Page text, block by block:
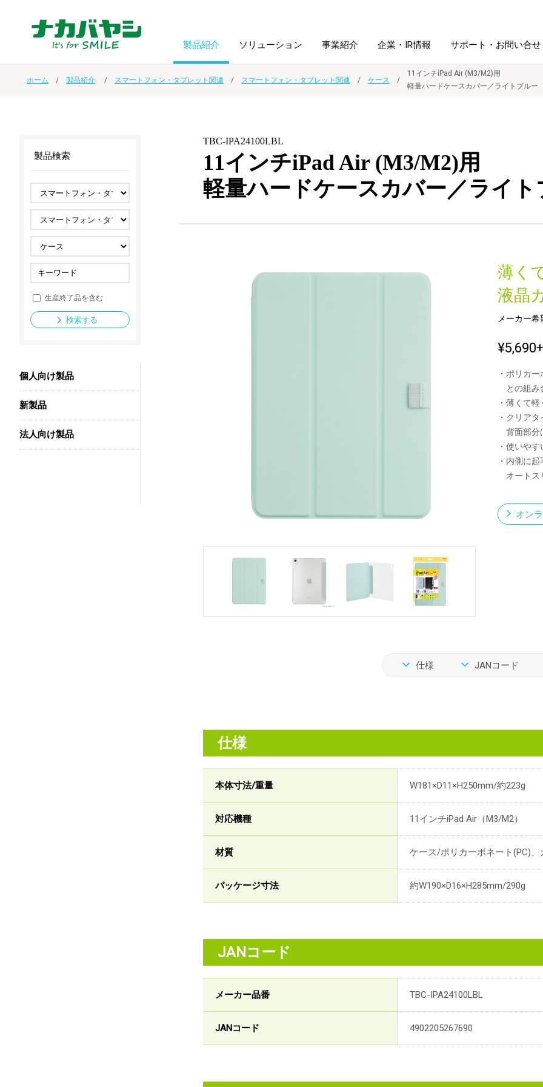
製品紹介
ノート・紙製品
ホルダー用品
スマートフォン・
タブレット関連
ゲーム関連 デジタルカメラ関連
セキュリティ用品
法人向け製品
ソリューション
オーダー手帳・ノベルティ制作 学校ソリューション
ドキュメントスキャニングサービス 総務＋クリエイティブ
導入事例
事業紹介 企業・IR情報
IR情報
サステナビリティ 採用情報
サポート・お問い合せ
ホーム 製品紹介 スマートフォン・タブレット関連 スマートフォン・タブレット関連 ケース
11インチiPad Air (M3/M2)用
軽量ハードケースカバー／ライトブルー
TBC-IPA24100LBL
11インチiPad Air (M3/M2)用
軽量ハードケースカバー／ライト
薄く
液晶
メーカー
¥5,690
・ポリカ
との組み
・薄くて
・クリア
背面部分
・使いや
・内側に
オートス
オン
仕様 JANコード
仕様
本体寸法/重量 W181×D11×H250mm/約223g
対応機種 11インチiPad Air（M3/M2）
材質 ケース/ポリカーボネート(PC)
パッケージ寸法 約W190×D16×H285mm/290g
JANコード
メーカー品番 TBC-IPA24100LBL
JANコード 4902205267690
製品検索
生産終了品を含む
検索する
個人向け製品
新製品
法人向け製品